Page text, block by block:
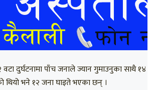
दुर्घटनामा पाँच जनाले ज्यान गुमाउनुका साथै १४
थियो भने १२ जना घाइते भएका छन् ।